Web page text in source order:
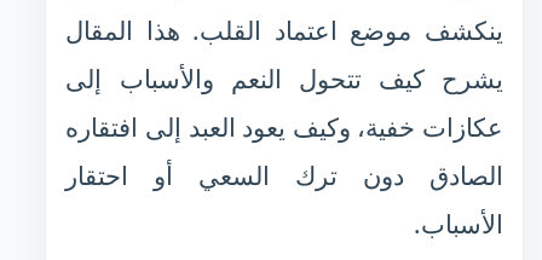
ينكشف موضع اعتماد القلب. هذا المقال
يشرح كيف تتحول النعم والأسباب إلى
عكازات خفية، وكيف يعود العبد إلى افتقاره
الصادق دون ترك السعي أو احتقار
الأسباب.